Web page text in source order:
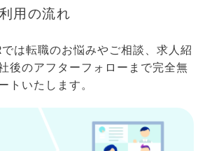
用の流れ
は転職のお悩みやご相談、求人紹
後のアフターフォローまで完全無
トいたします。